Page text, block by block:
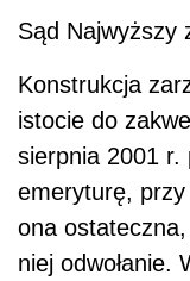
Sąd Najwyższy
Konstrukcja
istocie do
sierpnia 2001 r.
emeryturę, przy
ona ostateczna,
niej odwołanie.